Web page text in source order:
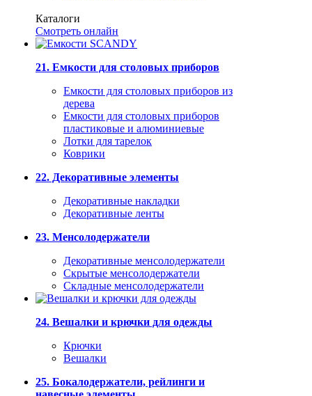
Каталоги
Смотреть онлайн
21. Емкости для столовых приборов
Емкости для столовых приборов из
дерева
Емкости для столовых приборов
пластиковые и алюминиевые
Лотки для тарелок
Коврики
22. Декоративные элементы
Декоративные накладки
Декоративные ленты
23. Менсолодержатели
Декоративные менсолодержатели
Скрытые менсолодержатели
Складные менсолодержатели
24. Вешалки и крючки для одежды
Крючки
Вешалки
25. Бокалодержатели, рейлинги и